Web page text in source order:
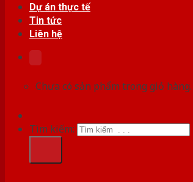
Dự án thực tế
Tin tức
Liên hệ
Chưa có sản phẩm trong giỏ hàng.
Tìm kiếm: